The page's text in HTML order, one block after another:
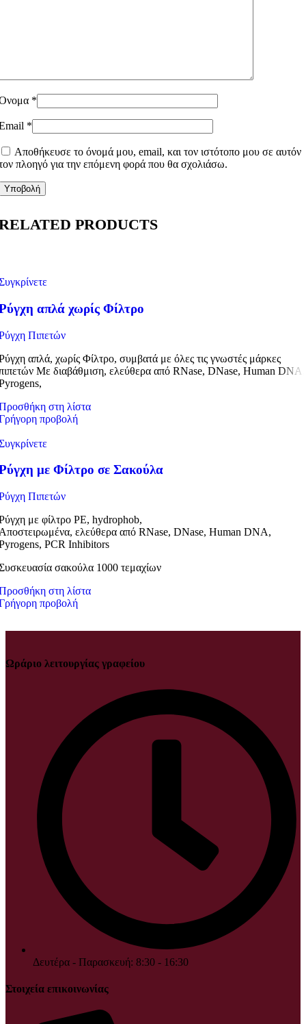
*
*
Αποθήκευσε το όνομά μου, email, και τον ιστότοπο μου σε αυτόν
πλοηγό για την επόμενη φορά που θα σχολιάσω.
PRODUCTS
απλά χωρίς Φίλτρο
Πιπετών
απλά, χωρίς Φίλτρο, συμβατά με όλες τις γνωστές μάρκες
Με διαβάθμιση, ελεύθερα από RNase, DNase, Human DNA,
στη λίστα
προβολή
με Φίλτρο σε Σακούλα
Πιπετών
με φίλτρο PE, hydrophob,
ελεύθερα από RNase, DNase, Human DNA,
PCR Inhibitors
σακούλα 1000 τεμαχίων
στη λίστα
προβολή
Ωράριο λειτουργίας γραφείου
Δευτέρα - Παρασκευή: 8:30 - 16:30
Στοιχεία επικοινωνίας